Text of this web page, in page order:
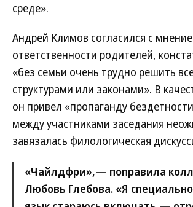
среде».
Андрей Климов согласился с
ответственности родителей,
«без семьи очень трудно решить
структурами или законами». В
он привел «пропаганду
между участниками заседания
завязалась филологическая
«Чайлдфри»,— поправила
Любовь Глебова. «Я